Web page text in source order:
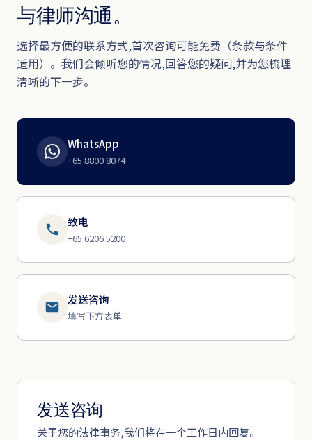
与律师沟通。
选择最方便的联系方式,首次咨询可能免费（条款与条件
适用）。我们会倾听您的情况,回答您的疑问,并为您梳理
清晰的下一步。
WhatsApp
+65 8800 8074
致电
+65 6206 5200
发送咨询
填写下方表单
发送咨询
关于您的法律事务,我们将在一个工作日内回复。